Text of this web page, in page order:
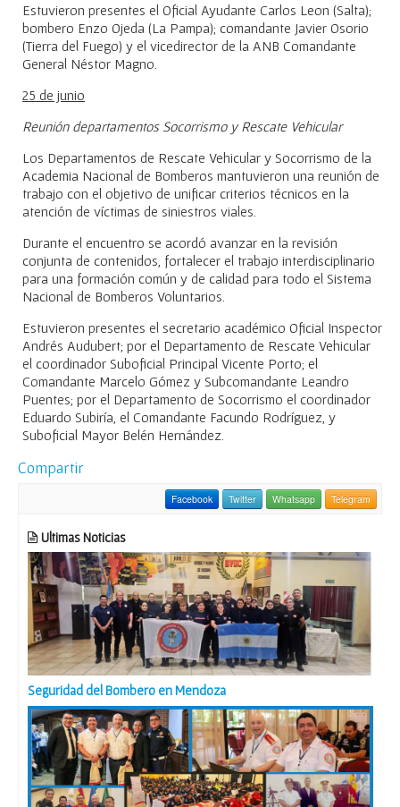
Estuvieron presentes el Oficial Ayudante Carlos Leon (Salta);
bombero Enzo Ojeda (La Pampa); comandante Javier Osorio
(Tierra del Fuego) y el vicedirector de la ANB Comandante
General Néstor Magno.
25 de junio
Reunión departamentos Socorrismo y Rescate Vehicular
Los Departamentos de Rescate Vehicular y Socorrismo de la
Academia Nacional de Bomberos mantuvieron una reunión de
trabajo con el objetivo de unificar criterios técnicos en la
atención de víctimas de siniestros viales.
Durante el encuentro se acordó avanzar en la revisión
conjunta de contenidos, fortalecer el trabajo interdisciplinario
para una formación común y de calidad para todo el Sistema
Nacional de Bomberos Voluntarios.
Estuvieron presentes el secretario académico Oficial Inspector
Andrés Audubert; por el Departamento de Rescate Vehicular
el coordinador Suboficial Principal Vicente Porto; el
Comandante Marcelo Gómez y Subcomandante Leandro
Puentes; por el Departamento de Socorrismo el coordinador
Eduardo Subiría, el Comandante Facundo Rodríguez, y
Suboficial Mayor Belén Hernández.
Compartir
Facebook Twitter Whatsapp Telegram
Ultimas Noticias
Seguridad del Bombero en Mendoza